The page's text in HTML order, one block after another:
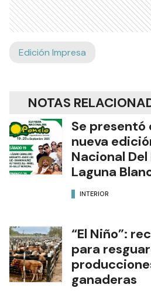
Edición Impresa
NOTAS
Se
nueva
Nacional Del
Laguna
INTERIOR
“El Niño”:
para
ganaderas